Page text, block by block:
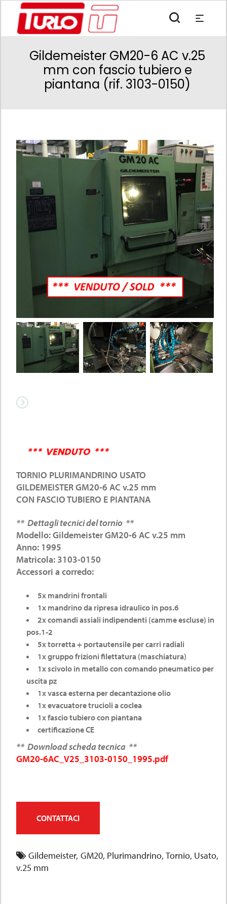
Gildemeister GM20-6 AC v.25
mm con fascio tubiero e
piantana (rif. 3103-0150)
*** VENDUTO ***
TORNIO PLURIMANDRINO USATO
GILDEMEISTER GM20-6 AC v.25 mm
CON FASCIO TUBIERO E PIANTANA
** Dettagli tecnici del tornio **
Modello: Gildemeister GM20-6 AC v.25 mm
Anno: 1995
Matricola: 3103-0150
Accessori a corredo:
5x mandrini frontali
1x mandrino da ripresa idraulico in pos.6
2x comandi assiali indipendenti (camme escluse) in
pos.1-2
5x torretta + portautensile per carri radiali
1x gruppo frizioni filettatura (maschiatura)
1x scivolo in metallo con comando pneumatico per
uscita pz
1x vasca esterna per decantazione olio
1x evacuatore trucioli a coclea
1x fascio tubiero con piantana
certificazione CE
** Download scheda tecnica **
GM20-6AC_V25_3103-0150_1995.pdf
CONTATTACI
Gildemeister, GM20, Plurimandrino, Tornio, Usato,
v.25 mm